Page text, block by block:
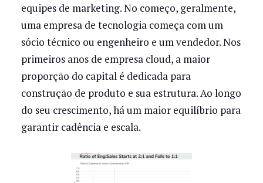
equipes de marketing. No começo, geralmente,
uma empresa de tecnologia começa com um
sócio técnico ou engenheiro e um vendedor. Nos
primeiros anos de empresa cloud, a maior
proporção do capital é dedicada para
construção de produto e sua estrutura. Ao longo
do seu crescimento, há um maior equilíbrio para
garantir cadência e escala.